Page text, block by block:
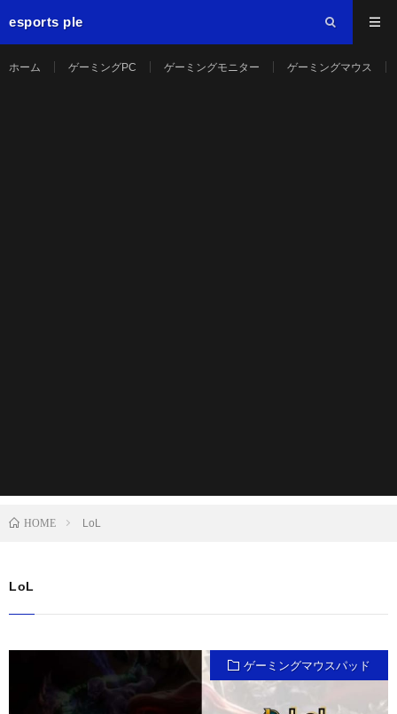
esports ple
ホーム ゲーミングPC ゲーミングモニター ゲーミングマウス
HOME LoL
LoL
ゲーミングマウスパッド